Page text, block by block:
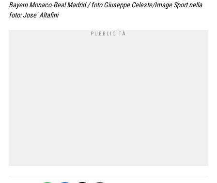
Bayern Monaco-Real Madrid / foto Giuseppe Celeste/Image Sport nella
foto: Jose' Altafini